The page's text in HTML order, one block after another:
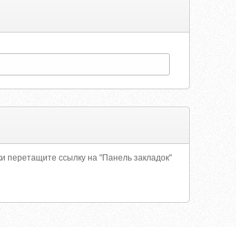
перетащите ссылку на "Панель закладок"